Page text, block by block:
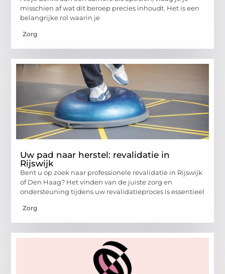
misschien af wat dit beroep precies inhoudt. Het is een
belangrijke rol waarin je
Zorg
Uw pad naar herstel: revalidatie in
Rijswijk
Bent u op zoek naar professionele revalidatie in Rijswijk
of Den Haag? Het vinden van de juiste zorg en
ondersteuning tijdens uw revalidatieproces is essentieel
Zorg